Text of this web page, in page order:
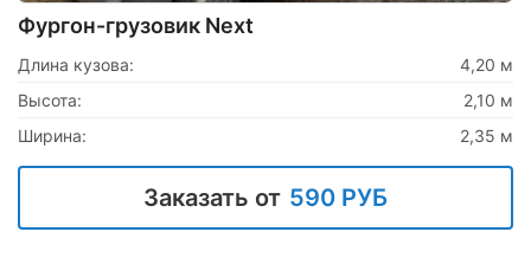
Фургон-грузовик Next
Длина кузова:
4,20 м
Высота:
2,10 м
Ширина:
2,35 м
Заказать от 590 РУБ